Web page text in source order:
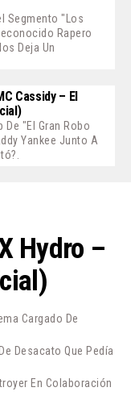
Segmento "Los
Rapero
Deja Un
Cassidy – El
De "El Gran Robo
Yankee Junto A
Hydro –
Cargado De
Desacato Que Pedía
En Colaboración